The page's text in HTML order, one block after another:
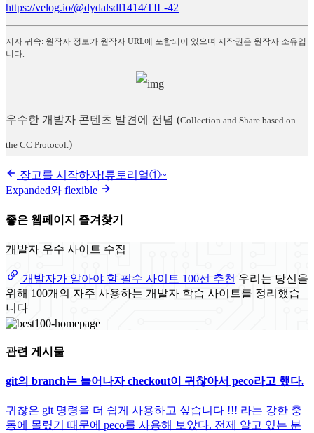
https://velog.io/@dydalsdl1414/TIL-42
저자 귀속: 원작자 정보가 원작자 URL에 포함되어 있으며 저작권은 원작자 소유입
니다.
우수한 개발자 콘텐츠 발견에 전념 (Collection and Share based on
the CC Protocol. )
장고를 시작하자!튜토리얼①~
Expanded와 flexible
좋은 웹페이지 즐겨찾기
개발자 우수 사이트 수집
개발자가 알아야 할 필수 사이트 100선 추천 우리는 당신을
위해 100개의 자주 사용하는 개발자 학습 사이트를 정리했습
니다
관련 게시물
git의 branch는 늘어나자 checkout이 귀찮아서 peco라고 했다.
귀찮은 git 명령을 더 쉽게 사용하고 싶습니다 !!! 라는 강한 충
동에 몰렸기 때문에 peco를 사용해 보았다. 전제 알고 있는 분